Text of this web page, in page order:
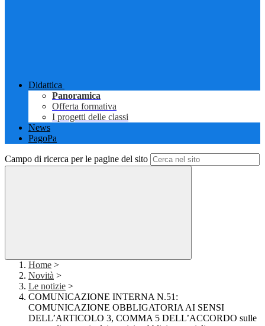
Didattica
Panoramica
Offerta formativa
I progetti delle classi
News
PagoPa
Campo di ricerca per le pagine del sito
Home >
Novità >
Le notizie >
COMUNICAZIONE INTERNA N.51:
COMUNICAZIONE OBBLIGATORIA AI SENSI
DELL’ARTICOLO 3, COMMA 5 DELL’ACCORDO sulle